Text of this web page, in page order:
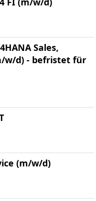
Sales,
w/d) - befristet für
(m/w/d)